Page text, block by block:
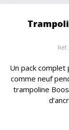
Réf.
Un pack
comme neuf
trampoline